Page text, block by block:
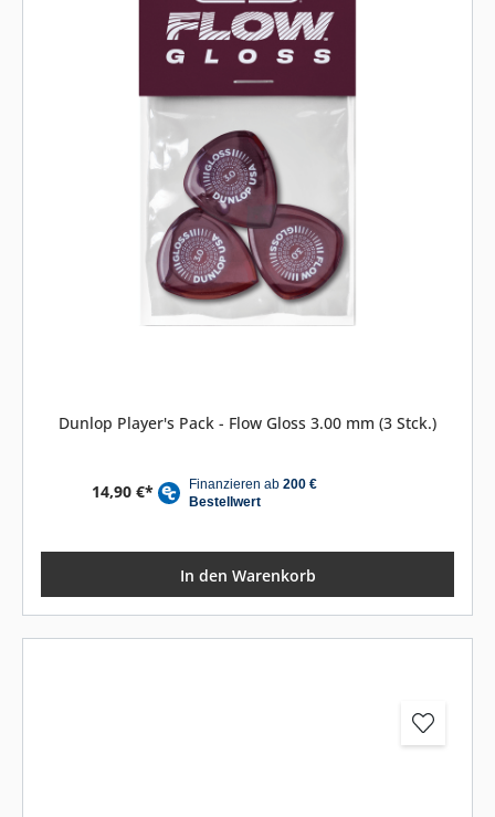
Dunlop Player's Pack - Flow Gloss 3.00 mm (3 Stck.)
14,90 €*
In den Warenkorb